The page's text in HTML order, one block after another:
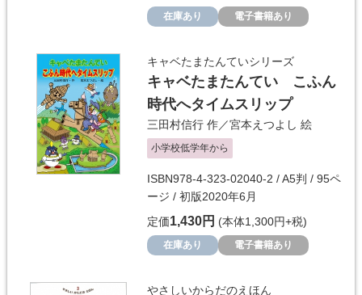
在庫あり 電子書籍あり
キャベたまたんていシリーズ
キャベたまたんてい こふん
時代へタイムスリップ
三田村信行 作／宮本えつよし 絵
小学校低学年から
ISBN978-4-323-02040-2 / A5判 / 95ペ
ージ / 初版2020年6月
定価1,430円 (本体1,300円+税)
在庫あり 電子書籍あり
やさしいからだのえほん